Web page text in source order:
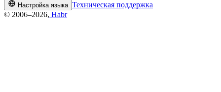
Настройка языка Техническая поддержка
© 2006–2026, Habr